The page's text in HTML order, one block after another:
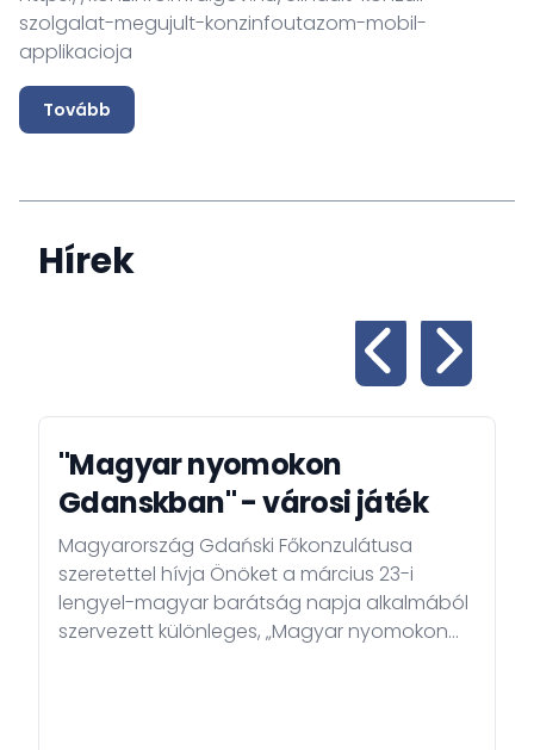
szolgalat-megujult-konzinfoutazom-mobil-
applikacioja
Tovább
Hírek
"Magyar nyomokon
Gdanskban" - városi játék
Magyarország Gdański Főkonzulátusa
szeretettel hívja Önöket a március 23-i
lengyel-magyar barátság napja alkalmából
szervezett különleges, „Magyar nyomokon